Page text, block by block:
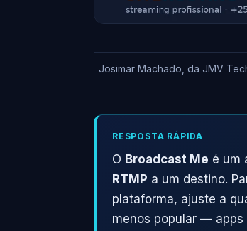
Josimar Machado, da JMV
RESPOSTA RÁPIDA
O Broadcast Me é um
RTMP a um destino.
plataforma, ajuste a
menos popular — apps